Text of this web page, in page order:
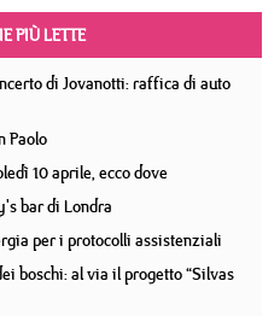
PIÙ LETTE
di Jovanotti: raffica di auto
Paolo
10 aprile, ecco dove
bar di Londra
per i protocolli assistenziali
boschi: al via il progetto “Silvas